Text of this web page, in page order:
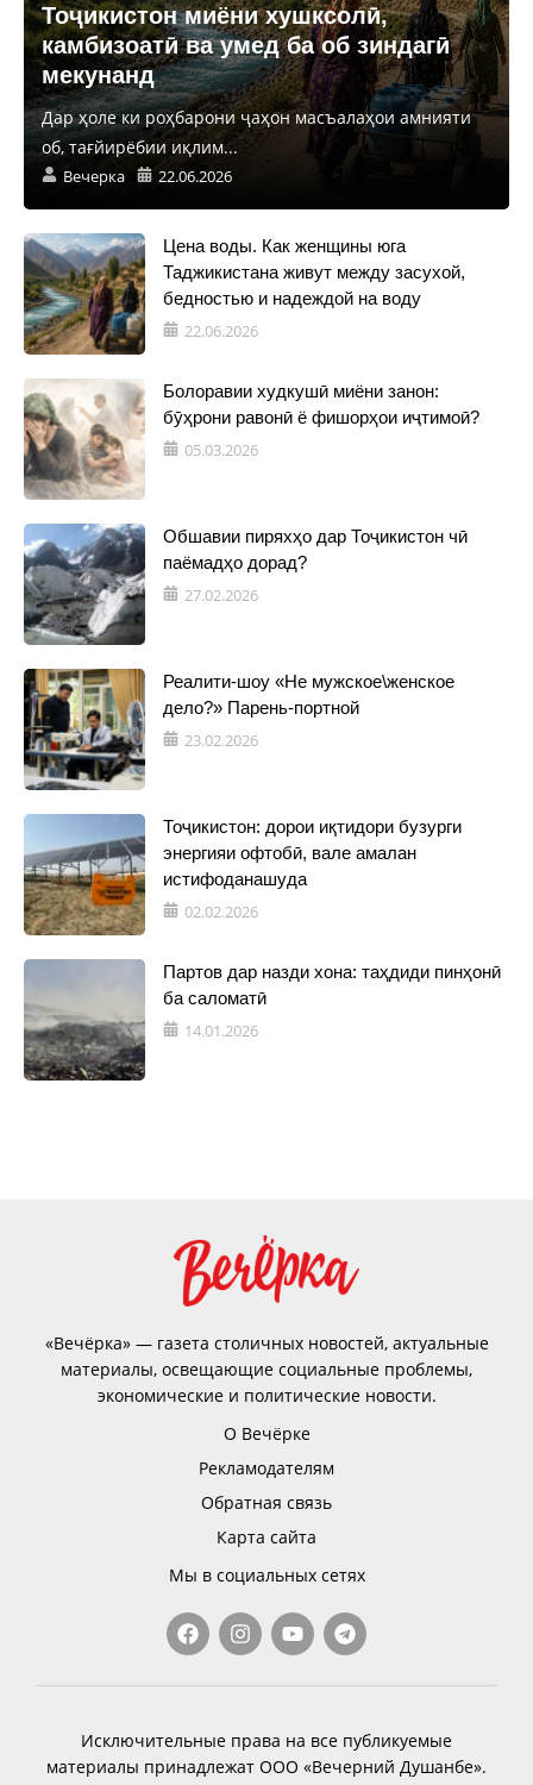
Тоҷикистон миёни хушксолӣ,
камбизоатӣ ва умед ба об зиндагӣ
мекунанд
Дар ҳоле ки роҳбарони ҷаҳон масъалаҳои амнияти
об, тағйирёбии иқлим...
Вечерка 22.06.2026
Цена воды. Как женщины юга
Таджикистана живут между засухой,
бедностью и надеждой на воду
22.06.2026
Болоравии худкушӣ миёни занон:
бӯҳрони равонӣ ё фишорҳои иҷтимоӣ?
05.03.2026
Обшавии пиряхҳо дар Тоҷикистон чӣ
паёмадҳо дорад?
27.02.2026
Реалити-шоу «Не мужское\женское
дело?» Парень-портной
23.02.2026
Тоҷикистон: дорои иқтидори бузурги
энергияи офтобӣ, вале амалан
истифоданашуда
02.02.2026
Партов дар назди хона: таҳдиди пинҳонӣ
ба саломатӣ
14.01.2026
«Вечёрка» — газета столичных новостей, актуальные
материалы, освещающие социальные проблемы,
экономические и политические новости.
О Вечёрке
Рекламодателям
Обратная связь
Карта сайта
Мы в социальных сетях
Исключительные права на все публикуемые
материалы принадлежат ООО «Вечерний Душанбе».